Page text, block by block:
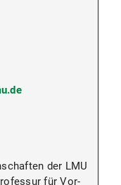
der LMU
für Vor-